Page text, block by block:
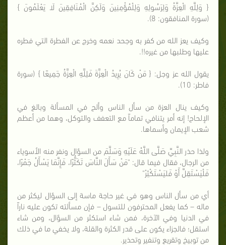
{ وَلِلَّهِ الْعِزَّةُ وَلِرَسُولِهِ وَلِلْمُؤْمِنِينَ وَلَكِنَّ الْمُنَافِقِينَ لَا يَعْلَمُونَ }
(سورة المنافقون: 8).
وكيف يعز الله من كفر به وجحد نعمه وخرج عن الفطرة التي فطره
عليها وطلبها من غيره!!.
يقول الله عز وجل: { مَنْ كَانَ يُرِيدُ الْعِزَّةَ فَلِلَّهِ الْعِزَّةُ جَمِيعًا } (سورة
فاطر: 10).
وكيف ينال العزة من سأل الناس وألح في المسألة وبالغ في
الإلحاح! إنه أمر يتنافي تماماً مع التعفف والتوكل، وهما من أعظم
شعب الإيمان وأسماها.
ولذا حذر النَّبِيِّ صَلَّى اللَّهُ عَلَيْهِ وَسَلَّمَ من السؤال ونفر منه الأسوياء
من الرجال، فقال فيما قال: "مَنْ سَأَلَ النَّاسَ تَكَثُّرًا، فَإِنَّمَا يَسْأَلُ جَمْرًا،
فَلْيَسْتَقِلَّ أَوْ فَليَسْتَكْثِرْ"
أي من سأل الناس وهو في غير حاجة ماسة إلى السؤال ليكثر من
ماله – كما يفعل المحترفون للتسول – فإن مسألته تكون عليه ناراً
في الدنيا وفي الآخرة، فمن شاء استكثر من السؤال، ومن شاء
استقل؛ فالجزاء يكون على قدر الكثرة والقلة، ولا يخفي ما في ذلك
من توبيخ وتقريع وتنفير وتحذير.